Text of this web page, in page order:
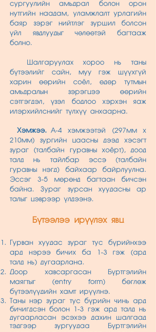
сургуулийн амьдрал болон орон
нутгийн наадам, уламжлалт урлагийн
баяр зэрэг нийтлэг зуршил болсон
үйл явдлуудыг чөлөөтэй багтааж
болно.
Шалгаруулах хороо нь таны
бүтээлийг сайн, муу гэж шүүхгүй
харин өөрийн соёл, өдөр тутмын
амьдралын зэрэгцээ өөрийн
сэтгэгдэл, үзэл бодлоо хэрхэн яаж
илэрхийлснийг түлхүү анхаарна.
Хэмжээ.
А-4 хэмжээтэй (297мм х
210мм) зургийн цаасны дээд хэсэгт
зураг (талбайн гуравны хоёрт), доод
талд нь тайлбар эссэ (талбайн
гуравны нэгд) байхаар байрлуулна.
Эссэг 3-5 мөрөнд багтаан бичсэн
байна. Зураг зурсан хуудасны ар
талыг цэврээр үлдээнэ.
Бүтээлээ ирүүлэх явц
Гурван хуудас зураг тус бүрийнхээ
ард нэрээ бичих ба 1-3 гэж (ард
талд нь) дугаарлана.
Доор хавсаргасан Бүртгэлийн
маягтыг (entry form) бөглөж
бүтээлүүдийн хамт ирүүлнэ.
Таны нэр зураг тус бүрийн чинь ард
бичигдсэн болон 1-3 гэж ард талд нь
дугаарласан эсэхээ дахин шалгаад
тэдгээр зургуудаа Бүртгэлийн